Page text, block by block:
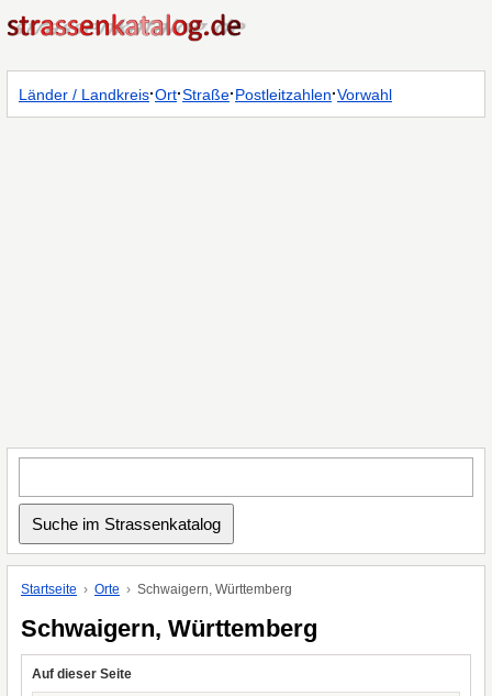
Länder / Landkreis·Ort·Straße·Postleitzahlen·Vorwahl
Startseite Orte Schwaigern, Württemberg
Schwaigern, Württemberg
Auf dieser Seite